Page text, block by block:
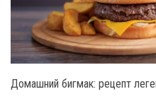
Домашний бигмак: рецепт